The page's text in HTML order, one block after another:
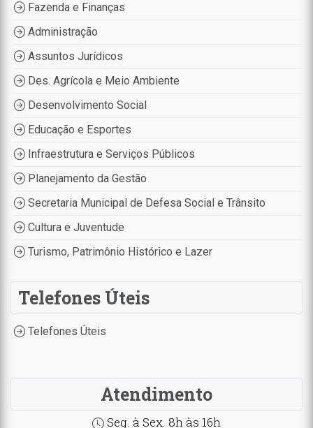
Fazenda e Finanças
Administração
Assuntos Jurídicos
Des. Agrícola e Meio Ambiente
Desenvolvimento Social
Educação e Esportes
Infraestrutura e Serviços Públicos
Planejamento da Gestão
Secretaria Municipal de Defesa Social e Trânsito
Cultura e Juventude
Turismo, Patrimônio Histórico e Lazer
Telefones Úteis
Telefones Úteis
Atendimento
Seg. à Sex. 8h às 16h